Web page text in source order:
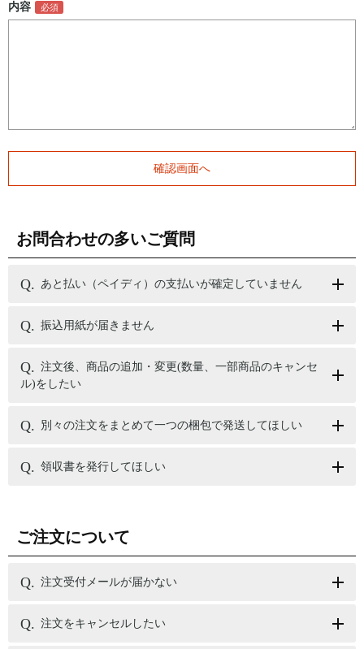
内容
お問合わせの多いご質問
あと払い（ペイディ）の支払いが確定していません
振込用紙が届きません
注文後、商品の追加・変更(数量、一部商品のキャンセ
ル)をしたい
別々の注文をまとめて一つの梱包で発送してほしい
領収書を発行してほしい
ご注文について
注文受付メールが届かない
注文をキャンセルしたい